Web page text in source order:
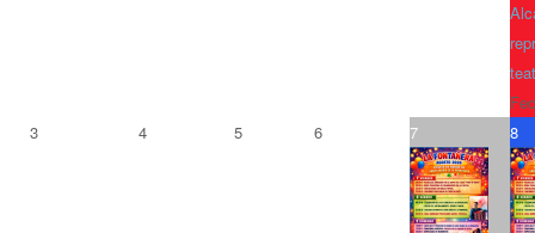
3
4 5 6 7 8